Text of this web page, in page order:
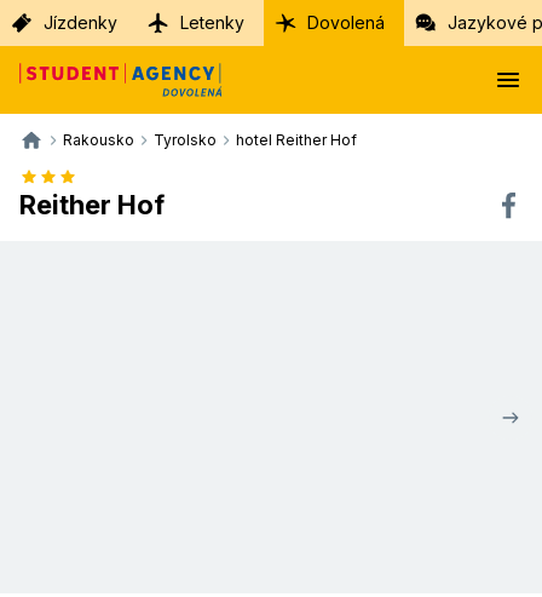
Jízdenky Letenky Dovolená Jazykové
Rakousko Tyrolsko hotel Reither Hof
Reither Hof